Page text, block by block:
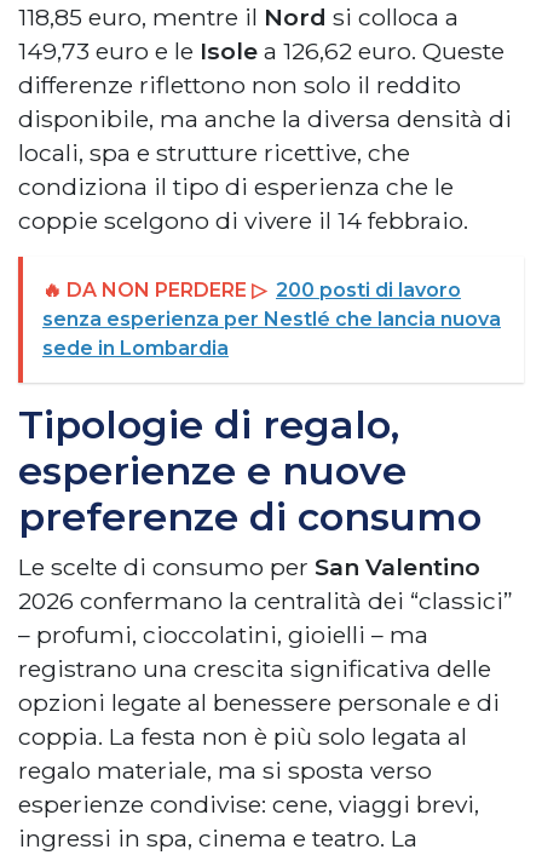
118,85 euro, mentre il Nord si colloca a
149,73 euro e le Isole a 126,62 euro. Queste
differenze riflettono non solo il reddito
disponibile, ma anche la diversa densità di
locali, spa e strutture ricettive, che
condiziona il tipo di esperienza che le
coppie scelgono di vivere il 14 febbraio.
🔥 DA NON PERDERE ▷ 200 posti di lavoro
senza esperienza per Nestlé che lancia nuova
sede in Lombardia
Tipologie di regalo,
esperienze e nuove
preferenze di consumo
Le scelte di consumo per San Valentino
2026 confermano la centralità dei “classici”
– profumi, cioccolatini, gioielli – ma
registrano una crescita significativa delle
opzioni legate al benessere personale e di
coppia. La festa non è più solo legata al
regalo materiale, ma si sposta verso
esperienze condivise: cene, viaggi brevi,
ingressi in spa, cinema e teatro. La